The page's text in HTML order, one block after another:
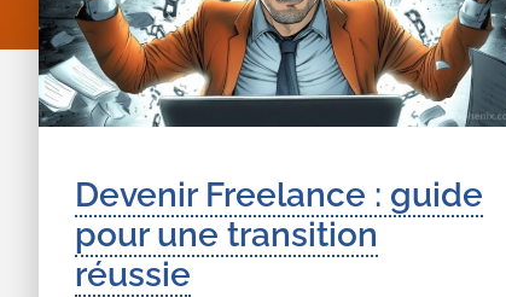
Devenir Freelance : guide
pour une transition
réussie